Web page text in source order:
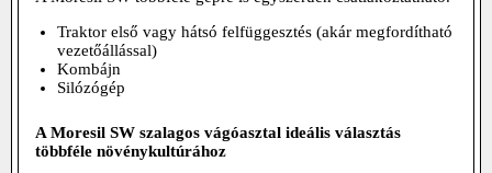
Traktor első vagy hátsó felfüggesztés (akár megfordítható
vezetőállással)
Kombájn
Silózógép
A Moresil SW szalagos vágóasztal ideális választás
többféle növénykultúrához